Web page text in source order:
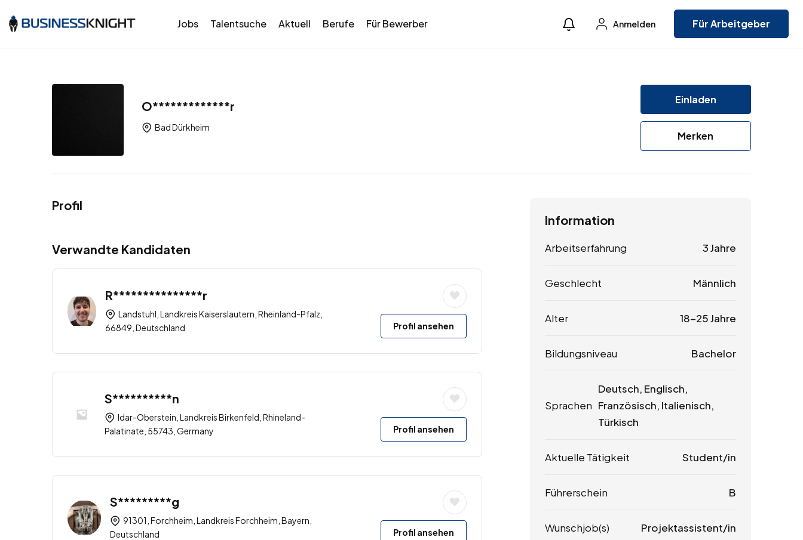
Jobs Talentsuche Aktuell Berufe Für Bewerber Anmelden Für Arbeitgeber
O*************r
Bad Dürkheim
Einladen
Merken
Profil
Verwandte Kandidaten
R***************r
Landstuhl, Landkreis Kaiserslautern, Rheinland-Pfalz,
66849, Deutschland
Profil ansehen
S**********n
Idar-Oberstein, Landkreis Birkenfeld, Rhineland-
Palatinate, 55743, Germany
Profil ansehen
S*********g
91301, Forchheim, Landkreis Forchheim, Bayern,
Deutschland
Profil ansehen
Information
Arbeitserfahrung 3 Jahre
Geschlecht Männlich
Alter 18-25 Jahre
Bildungsniveau Bachelor
Sprachen
Deutsch, Englisch,
Französisch, Italienisch,
Türkisch
Aktuelle Tätigkeit Student/in
Führerschein B
Wunschjob(s) Projektassistent/in